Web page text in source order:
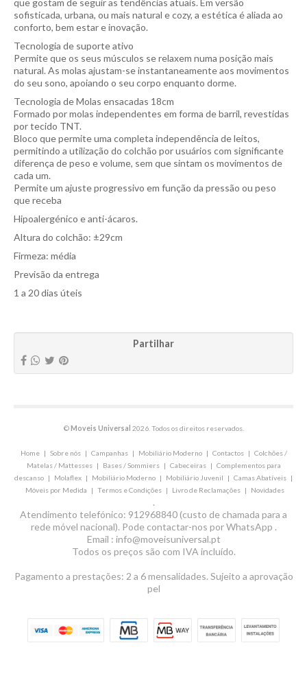
sofisticada, urbana, ou mais natural e cozy, a estética é aliada ao
conforto, bem estar e inovação.
Tecnologia de suporte ativo
Permite que os seus músculos se relaxem numa posição mais
natural. As molas ajustam-se instantaneamente aos movimentos
do seu sono, apoiando o seu corpo enquanto dorme.
Tecnologia de Molas ensacadas 18cm
Formado por molas independentes em forma de barril, revestidas
por tecido TNT.
Bloco que permite uma completa independência de leitos,
permitindo a utilização do colchão por usuários com significante
diferença de peso e volume, sem que sintam os movimentos de
cada um.
Permite um ajuste progressivo em função da pressão ou peso
que receba
Hipoalergénico e anti-ácaros.
Altura do colchão: ±29cm
Firmeza: média
Previsão da entrega
1 a 20 dias úteis
Partilhar
©Moveis Universal 2026. Todos os direitos reservados.
Home| Sobre nós| Campanhas| Mobiliário Moderno| Contactos| Colchões /
Matelas / Mattesses| Bases / Sommiers| Cabeceiras| Complementos para
descanso | Molaflex | Mobiliário Moderno | Mobiliário Juvenil | Camas Abatíveis |
Móveis por Medida | Termos e Condições | Livro de Reclamações | Novidades
.
Atendimento telefónico: 912968840 (custo de chamada para a
rede móvel nacional). Pode contactar-nos por WhatsApp .
Email : info@moveisuniversal.pt
Todos os preços são com IVA incluído.
Pagamento a prestações: 2 a 6 mensalidades. Sujeito a aprovação
pel